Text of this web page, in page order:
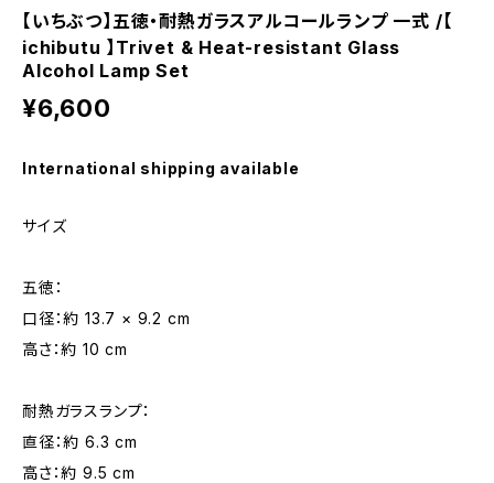
【いちぶつ】五徳・耐熱ガラスアルコールランプ 一式 /【
ichibutu 】Trivet & Heat-resistant Glass
Alcohol Lamp Set
¥6,600
International shipping available
サイズ
五徳：
口径：約 13.7 × 9.2 cm
高さ：約 10 cm
耐熱ガラスランプ：
直径：約 6.3 cm
高さ：約 9.5 cm